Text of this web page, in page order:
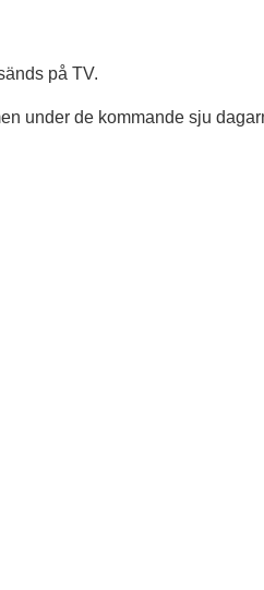
på TV.
under de kommande sju